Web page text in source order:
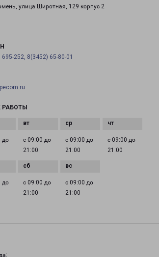
улица Широтная, 129 корпус 2
252, 8(3452) 65-80-01
РАБОТЫ
до
с 09:00 до
21:00
с 09:00 до
21:00
с 09:00 до
21:00
до
с 09:00 до
21:00
с 09:00 до
21:00